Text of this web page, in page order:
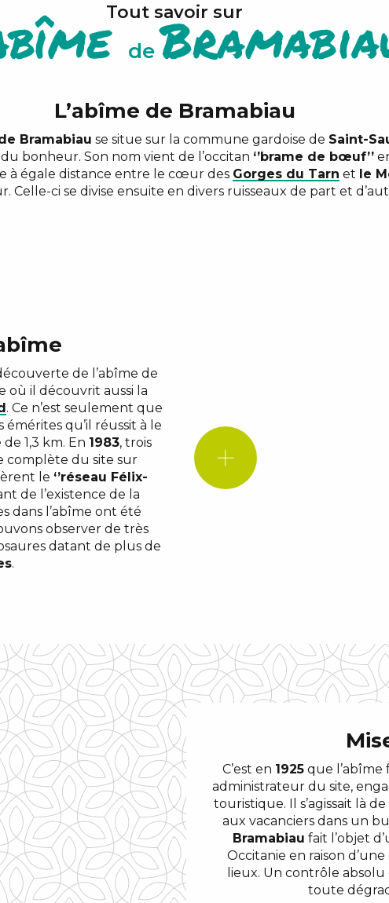
Tout savoir sur
de
L’abîme de Bramabiau
Bramabiau se situe sur la commune gardoise de Saint-
bonheur. Son nom vient de l’occitan ‘’brame de bœuf’’
à égale distance entre le cœur des Gorges du Tarn et le
Celle-ci se divise ensuite en divers ruisseaux de part et
de l’abîme de
où il découvrit aussi la
. Ce n’est seulement que
qu’il réussit à le
1,3 km. En 1983, trois
complète du site sur
le ‘’réseau Félix-
de l’existence de la
dans l’abîme ont été
observer de très
datant de plus de
.
C’est en 1925 que
administrateur du site,
touristique. Il s’agissait là
aux vacanciers dans un
Bramabiau fait l’objet
Occitanie en raison
lieux. Un contrôle
toute